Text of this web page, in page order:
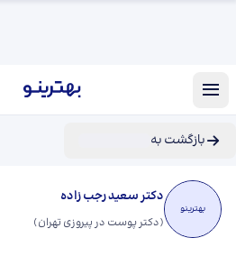
بازگشت به
بهترینو
دکتر سعید رجب زاده
(دکتر پوست در پیروزی تهران)